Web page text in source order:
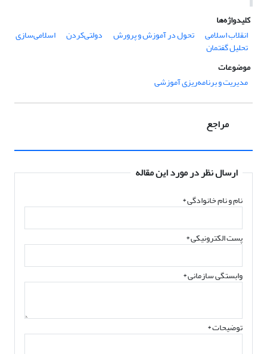
کلیدواژه‌ها
انقلاب اسلامی
تحول در آموزش و پرورش دولتی‌کردن اسلامی‌سازی
تحلیل گفتمان
موضوعات
مدیریت و برنامه‌ریزی آموزشی
مراجع
ارسال نظر در مورد این مقاله
نام و نام خانوادگی*
پست الکترونیکی*
وابستگی سازمانی *
توضیحات *